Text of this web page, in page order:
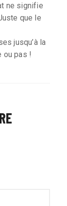
ne signifie
que le
jusqu’à la
ou pas !